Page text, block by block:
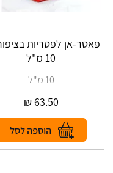
פאטר-אן לפטריות
10 מ"ל
10 מ"ל
63.50
₪